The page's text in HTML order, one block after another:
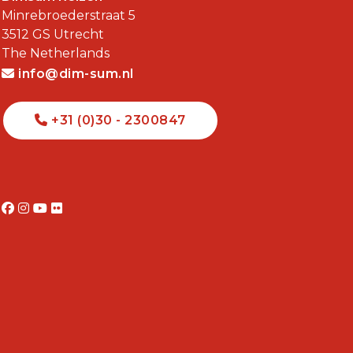
Minrebroederstraat 5
3512 GS Utrecht
The Netherlands
info@dim-sum.nl
+31 (0)30 - 2300847